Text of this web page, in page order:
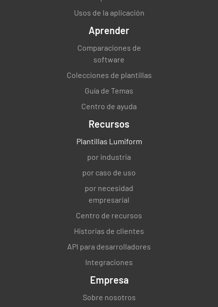
Usos de la aplicación
Aprender
Comparaciones de
software
Colecciones de plantillas
Guía de Temas
Centro de ayuda
Recursos
Plantillas Lumiform
por industria
por caso de uso
por necesidad
empresarial
Centro de recursos
Historias de clientes
API para desarrolladores
Integraciones
Empresa
Sobre nosotros